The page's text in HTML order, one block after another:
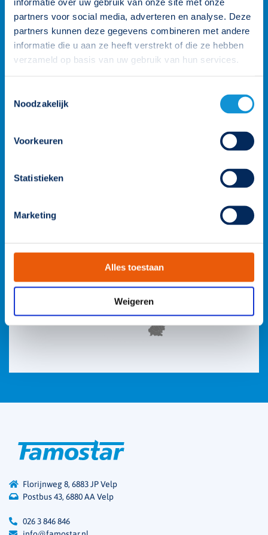
partners voor social media, adverteren en analyse. Deze
partners kunnen deze gegevens combineren met andere
informatie die u aan ze heeft verstrekt of die ze hebben
verzameld op basis van uw gebruik van hun services.
Noodzakelijk
Voorkeuren
Statistieken
Marketing
Alles toestaan
Weigeren
op.
026 3 846 846
info@famostar.nl
Neem contact op
Florijnweg 8, 6883 JP Velp
Postbus 43, 6880 AA Velp
026 3 846 846